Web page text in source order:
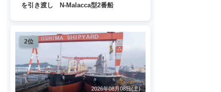
を引き渡し N-Malacca型2番船
2位
2026年08月08日(土)